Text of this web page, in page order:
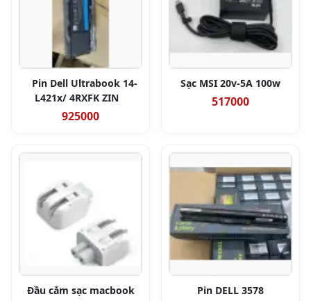
Pin Dell Ultrabook 14-
L421x/ 4RXFK ZIN
925000
Sạc MSI 20v-5A 100w
517000
Đầu cắm sạc macbook Pin DELL 3578